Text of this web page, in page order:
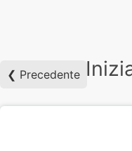
❮ Precedente